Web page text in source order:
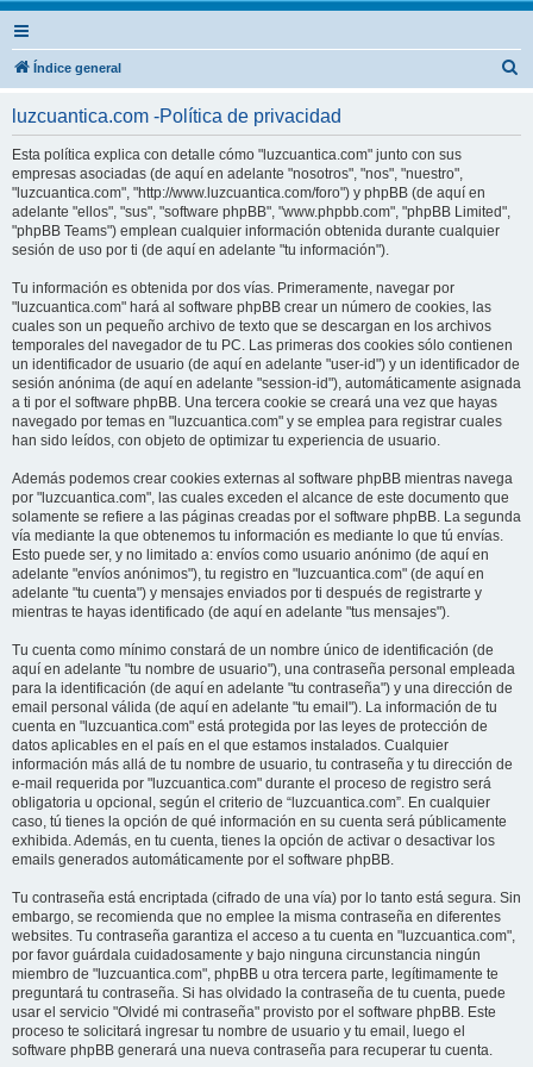
Índice general
luzcuantica.com -Política de privacidad
Esta política explica con detalle cómo "luzcuantica.com" junto con sus
empresas asociadas (de aquí en adelante "nosotros", "nos", "nuestro",
"luzcuantica.com", "http://www.luzcuantica.com/foro") y phpBB (de aquí en
adelante "ellos", "sus", "software phpBB", "www.phpbb.com", "phpBB Limited",
"phpBB Teams") emplean cualquier información obtenida durante cualquier
sesión de uso por ti (de aquí en adelante "tu información").
Tu información es obtenida por dos vías. Primeramente, navegar por
"luzcuantica.com" hará al software phpBB crear un número de cookies, las
cuales son un pequeño archivo de texto que se descargan en los archivos
temporales del navegador de tu PC. Las primeras dos cookies sólo contienen
un identificador de usuario (de aquí en adelante "user-id") y un identificador de
sesión anónima (de aquí en adelante "session-id"), automáticamente asignada
a ti por el software phpBB. Una tercera cookie se creará una vez que hayas
navegado por temas en "luzcuantica.com" y se emplea para registrar cuales
han sido leídos, con objeto de optimizar tu experiencia de usuario.
Además podemos crear cookies externas al software phpBB mientras navega
por "luzcuantica.com", las cuales exceden el alcance de este documento que
solamente se refiere a las páginas creadas por el software phpBB. La segunda
vía mediante la que obtenemos tu información es mediante lo que tú envías.
Esto puede ser, y no limitado a: envíos como usuario anónimo (de aquí en
adelante "envíos anónimos"), tu registro en "luzcuantica.com" (de aquí en
adelante "tu cuenta") y mensajes enviados por ti después de registrarte y
mientras te hayas identificado (de aquí en adelante "tus mensajes").
Tu cuenta como mínimo constará de un nombre único de identificación (de
aquí en adelante "tu nombre de usuario"), una contraseña personal empleada
para la identificación (de aquí en adelante "tu contraseña") y una dirección de
email personal válida (de aquí en adelante "tu email"). La información de tu
cuenta en "luzcuantica.com" está protegida por las leyes de protección de
datos aplicables en el país en el que estamos instalados. Cualquier
información más allá de tu nombre de usuario, tu contraseña y tu dirección de
e-mail requerida por "luzcuantica.com" durante el proceso de registro será
obligatoria u opcional, según el criterio de “luzcuantica.com”. En cualquier
caso, tú tienes la opción de qué información en su cuenta será públicamente
exhibida. Además, en tu cuenta, tienes la opción de activar o desactivar los
emails generados automáticamente por el software phpBB.
Tu contraseña está encriptada (cifrado de una vía) por lo tanto está segura. Sin
embargo, se recomienda que no emplee la misma contraseña en diferentes
websites. Tu contraseña garantiza el acceso a tu cuenta en "luzcuantica.com",
por favor guárdala cuidadosamente y bajo ninguna circunstancia ningún
miembro de "luzcuantica.com", phpBB u otra tercera parte, legítimamente te
preguntará tu contraseña. Si has olvidado la contraseña de tu cuenta, puede
usar el servicio "Olvidé mi contraseña" provisto por el software phpBB. Este
proceso te solicitará ingresar tu nombre de usuario y tu email, luego el
software phpBB generará una nueva contraseña para recuperar tu cuenta.